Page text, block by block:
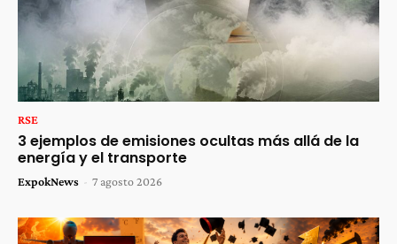
RSE
3 ejemplos de emisiones ocultas más allá de la
energía y el transporte
ExpokNews - 7 agosto 2026